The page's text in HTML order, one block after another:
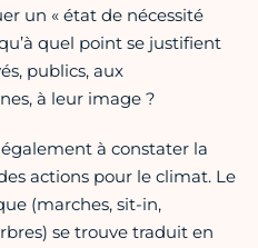
un « état de nécessité
quel point se justifient
publics, aux
à leur image ?
à constater la
actions pour le climat. Le
(marches, sit-in,
se trouve traduit en